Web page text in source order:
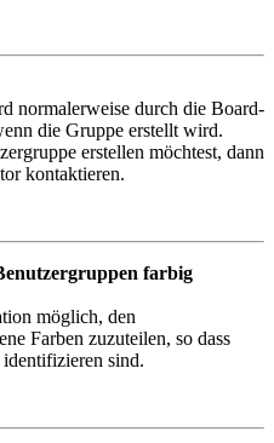
normalerweise durch die Board-
die Gruppe erstellt wird.
erstellen möchtest, dann
kontaktieren.
farbig
möglich, den
Farben zuzuteilen, so dass
sind.